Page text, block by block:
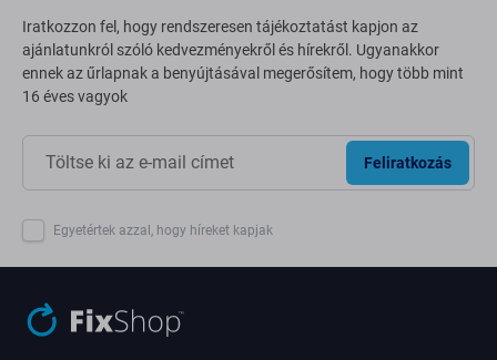
Iratkozzon fel, hogy rendszeresen tájékoztatást kapjon az
ajánlatunkról szóló kedvezményekről és hírekről. Ugyanakkor
ennek az űrlapnak a benyújtásával megerősítem, hogy több mint
16 éves vagyok
Feliratkozás
Egyetértek azzal, hogy híreket kapjak